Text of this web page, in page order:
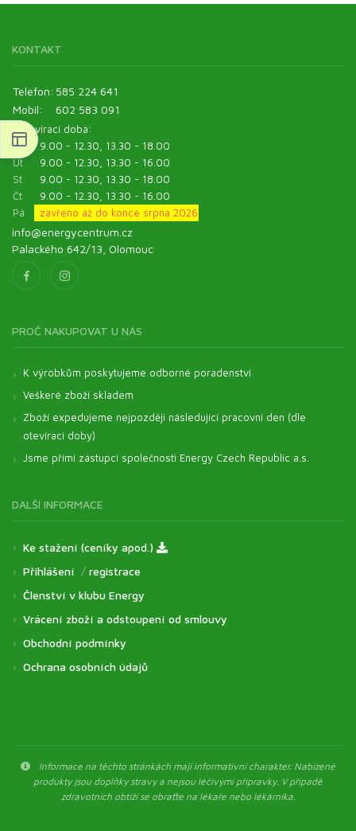
KONTAKT
Telefon: 585 224 641
Mobil:
602 583 091
Otevírací doba:
Po
9.00 - 12.30, 13.30 - 18.00
Út
9.00 - 12.30, 13.30 - 16.00
St
9.00 - 12.30, 13.30 - 18.00
Čt
9.00 - 12.30, 13.30 - 16.00
Pá
zavřeno až do konce srpna 2026
info@energycentrum.cz
Palackého 642/13, Olomouc
PROČ NAKUPOVAT U NÁS
K výrobkům poskytujeme odborné poradenství
Veškeré zboží skladem
Zboží expedujeme nejpozději následující pracovní den (dle
otevírací doby)
Jsme přímí zástupci společnosti Energy Czech Republic a.s.
DALŠÍ INFORMACE
Ke stažení (ceníky apod.)
Přihlášení / registrace
Členství v klubu Energy
Vrácení zboží a odstoupení od smlouvy
Obchodní podmínky
Ochrana osobních údajů
Informace na těchto stránkách mají informativní charakter. Nabízené
produkty jsou doplňky stravy a nejsou léčivými přípravky. V případě
zdravotních obtíží se obraťte na lékaře nebo lékárníka.